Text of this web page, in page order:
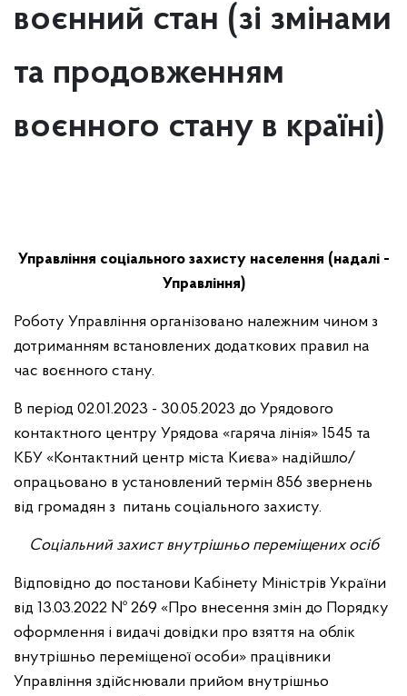
воєнний стан (зі змінами
та продовженням
воєнного стану в країні)
Управління соціального захисту населення (надалі -
Управління)
Роботу Управління організовано належним чином з
дотриманням встановлених додаткових правил на
час воєнного стану.
В період 02.01.2023 - 30.05.2023 до Урядового
контактного центру Урядова «гаряча лінія» 1545 та
КБУ «Контактний центр міста Києва» надійшло/
опрацьовано в установлений термін 856 звернень
від громадян з питань соціального захисту.
Соціальний захист внутрішньо переміщених осіб
Відповідно до постанови Кабінету Міністрів України
від 13.03.2022 № 269 «Про внесення змін до Порядку
оформлення і видачі довідки про взяття на облік
внутрішньо переміщеної особи» працівники
Управління здійснювали прийом внутрішньо